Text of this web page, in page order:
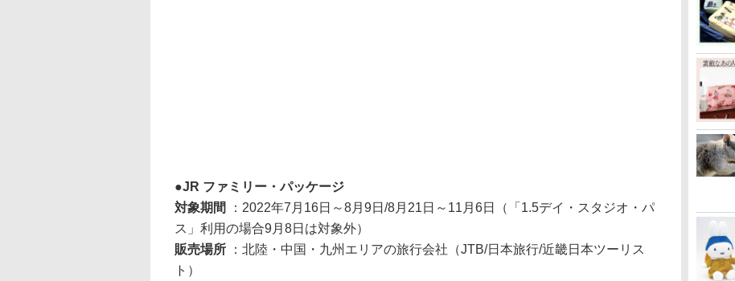
JR ファミリー・パッケージ
対象期間
：2022年7月16日～8月9日/8月21日～11月6日（「1.5デイ・スタジオ・パ
ス」利用の場合9月8日は対象外）
販売場所
：北陸・中国・九州エリアの旅行会社（JTB/日本旅行/近畿日本ツーリス
ト）